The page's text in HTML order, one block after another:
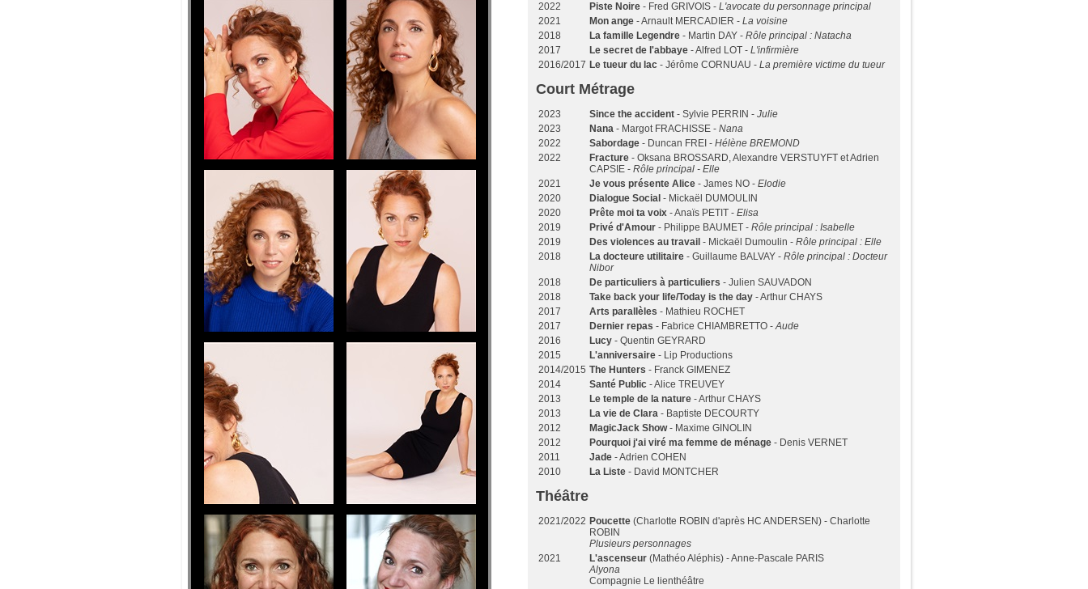
2022
Piste Noire - Fred GRIVOIS - L'avocate du personnage principal
2021
Mon ange - Arnault MERCADIER - La voisine
2018
La famille Legendre - Martin DAY - Rôle principal : Natacha
2017
Le secret de l'abbaye - Alfred LOT - L'infirmière
2016/2017 Le tueur du lac - Jérôme CORNUAU - La première victime du tueur
Court Métrage
2023 Since the accident - Sylvie PERRIN - Julie
2023
Nana - Margot FRACHISSE - Nana
2022
Sabordage - Duncan FREI - Hélène BREMOND
2022
Fracture - Oksana BROSSARD, Alexandre VERSTUYFT et Adrien
CAPSIE - Rôle principal - Elle
2021
Je vous présente Alice - James NO - Elodie
2020
Dialogue Social - Mickaël DUMOULIN
2020
Prête moi ta voix - Anaïs PETIT - Elisa
2019
Privé d'Amour - Philippe BAUMET - Rôle principal : Isabelle
2019
Des violences au travail - Mickaël Dumoulin - Rôle principal : Elle
2018
La docteure utilitaire - Guillaume BALVAY - Rôle principal : Docteur
Nibor
2018
De particuliers à particuliers - Julien SAUVADON
2018
Take back your life/Today is the day - Arthur CHAYS
2017
Arts parallèles - Mathieu ROCHET
2017
Dernier repas - Fabrice CHIAMBRETTO -Aude
2016
Lucy - Quentin GEYRARD
2015
L'anniversaire - Lip Productions
2014/2015 The Hunters - Franck GIMENEZ
2014
Santé Public - Alice TREUVEY
2013
Le temple de la nature - Arthur CHAYS
2013
La vie de Clara - Baptiste DECOURTY
2012
MagicJack Show- Maxime GINOLIN
2012
Pourquoi j'ai viré ma femme de ménage - Denis VERNET
2011
Jade - Adrien COHEN
2010
La Liste - David MONTCHER
Théâtre
2021/2022 Poucette (Charlotte ROBIN d'après HC ANDERSEN) - Charlotte
ROBIN
Plusieurs personnages
2021
L'ascenseur (Mathéo Aléphis) - Anne-Pascale PARIS
Alyona
Compagnie Le lienthéâtre